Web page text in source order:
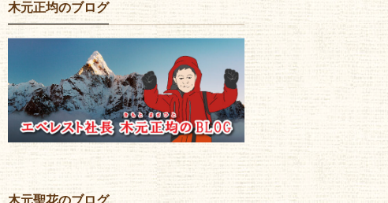
木元正均のブログ
木元聖花のブログ